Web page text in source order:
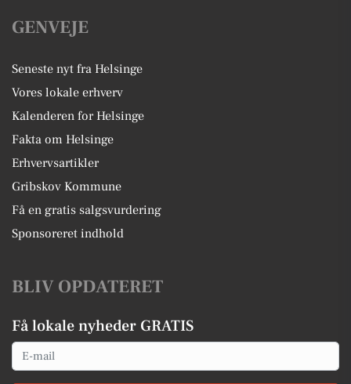
GENVEJE
Seneste nyt fra Helsinge
Vores lokale erhverv
Kalenderen for Helsinge
Fakta om Helsinge
Erhvervsartikler
Gribskov Kommune
Få en gratis salgsvurdering
Sponsoreret indhold
BLIV OPDATERET
Få lokale nyheder GRATIS
Email